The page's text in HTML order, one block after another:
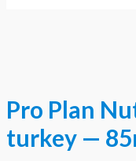
Pro Plan
turkey —